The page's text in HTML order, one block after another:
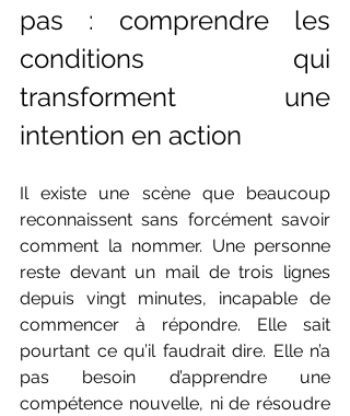
pas : comprendre les
conditions qui
transforment une
intention en action
Il existe une scène que beaucoup
reconnaissent sans forcément savoir
comment la nommer. Une personne
reste devant un mail de trois lignes
depuis vingt minutes, incapable de
commencer à répondre. Elle sait
pourtant ce qu’il faudrait dire. Elle n’a
pas besoin d’apprendre une
compétence nouvelle, ni de résoudre